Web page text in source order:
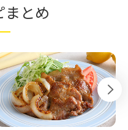
まとめ